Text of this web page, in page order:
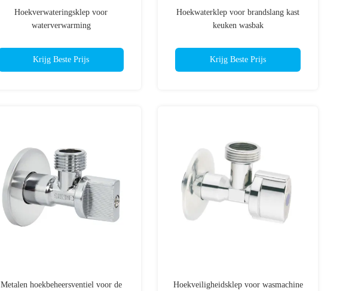
Hoekverwateringsklep voor
waterverwarming
Krijg Beste Prijs
Hoekwaterklep voor brandslang kast
keuken wasbak
Krijg Beste Prijs
Metalen hoekbeheersventiel voor de
Hoekveiligheidsklep voor wasmachine